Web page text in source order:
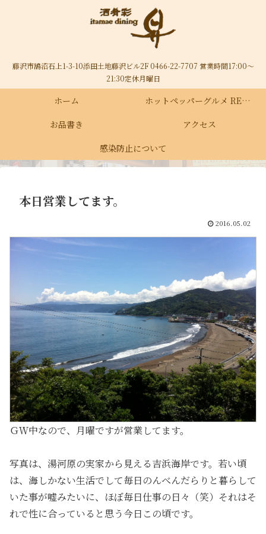
藤沢市鵠沼石上1-3-10添田土地藤沢ビル2F 0466-22-7707 営業時間17:00～
21:30定休月曜日
ホーム
ホットペッパーグルメ RECRUIT
お品書き
アクセス
感染防止について
本日営業してます。
2016.05.02
ＧＷ中なので、月曜ですが営業してます。
写真は、湯河原の実家から見える吉浜海岸です。若い頃
は、海しかない生活でして毎日のんべんだらりと暮らして
いた事が嘘みたいに、ほぼ毎日仕事の日々（笑）それはそ
れで性に合っていると思う今日この頃です。